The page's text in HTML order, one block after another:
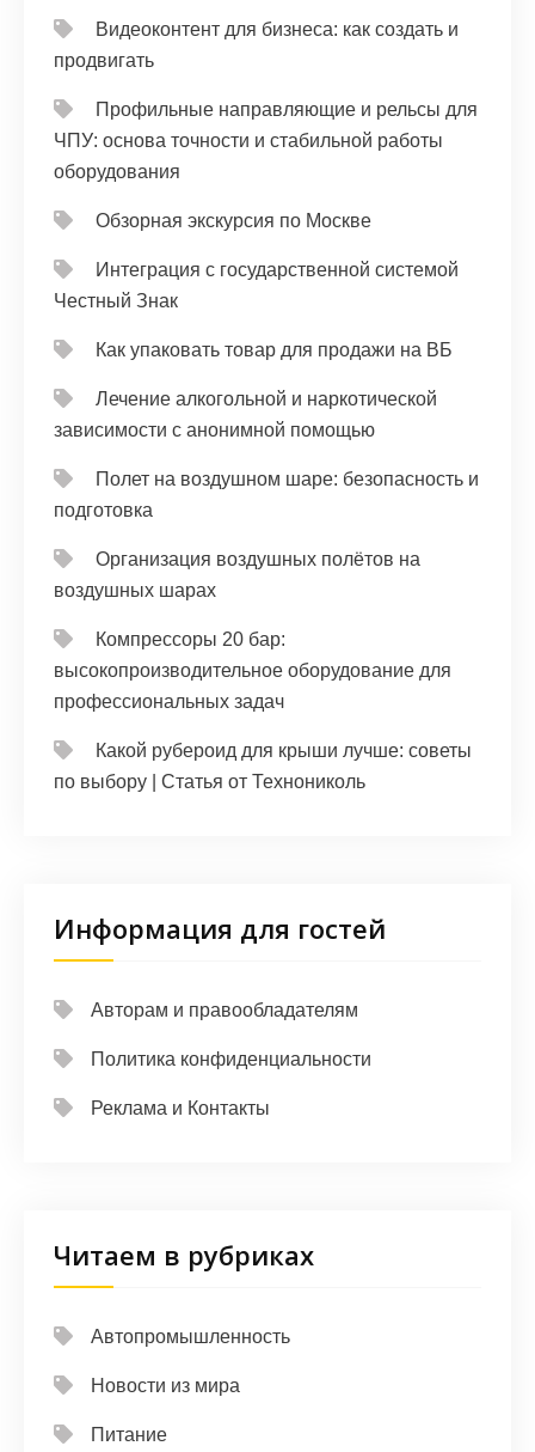
Видеоконтент для бизнеса: как создать и
продвигать
Профильные направляющие и рельсы для
ЧПУ: основа точности и стабильной работы
оборудования
Обзорная экскурсия по Москве
Интеграция с государственной системой
Честный Знак
Как упаковать товар для продажи на ВБ
Лечение алкогольной и наркотической
зависимости с анонимной помощью
Полет на воздушном шаре: безопасность и
подготовка
Организация воздушных полётов на
воздушных шарах
Компрессоры 20 бар:
высокопроизводительное оборудование для
профессиональных задач
Какой рубероид для крыши лучше: советы
по выбору | Статья от Технониколь
Информация для гостей
Авторам и правообладателям
Политика конфиденциальности
Реклама и Контакты
Читаем в рубриках
Автопромышленность
Новости из мира
Питание